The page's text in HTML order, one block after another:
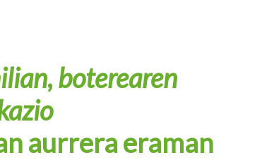
boterearen
aurrera eraman